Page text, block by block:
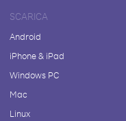
SCARICA
Android
iPhone & iPad
Windows PC
Mac
Linux